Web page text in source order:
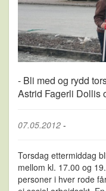
- Bli med og rydd
Astrid Fagerli Dollis
07.05.2012 -
Torsdag ettermiddag
mellom kl. 17.00 og
personer i hver rode